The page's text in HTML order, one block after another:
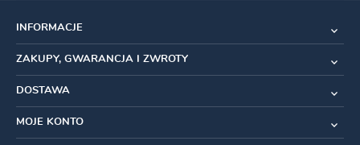
Zestaw śrub mocujących zębatkę do korby Shimano Ultegra
idealnie komponują się z wyglądem korby, zapewniając
Specyfikacja:
Materiał:aluminium 7075 T6
INFORMACJE
ZAKUPY, GWARANCJA I ZWROTY
DOSTAWA
MOJE KONTO